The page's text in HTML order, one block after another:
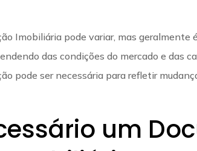
Imobiliária pode variar, mas geralmente
das condições do mercado e das
pode ser necessária para refletir
um